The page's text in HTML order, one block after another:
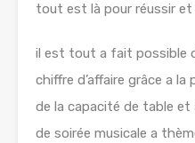
tout est là pour réussir et
il est tout a fait possible
chiffre d’affaire grâce a
de la capacité de table et
de soirée musicale a